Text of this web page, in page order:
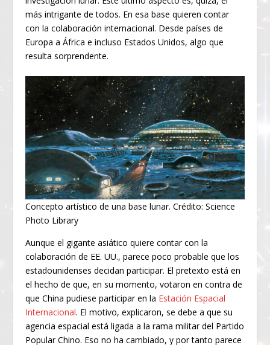
más intrigante de todos. En esa base quieren contar
con la colaboración internacional. Desde países de
Europa a África e incluso Estados Unidos, algo que
resulta sorprendente.
Concepto artístico de una base lunar. Crédito: Science
Photo Library
Aunque el gigante asiático quiere contar con la
colaboración de EE. UU., parece poco probable que los
estadounidenses decidan participar. El pretexto está en
el hecho de que, en su momento, votaron en contra de
que China pudiese participar en la Estación Espacial
Internacional. El motivo, explicaron, se debe a que su
agencia espacial está ligada a la rama militar del Partido
Popular Chino. Eso no ha cambiado, y por tanto parece